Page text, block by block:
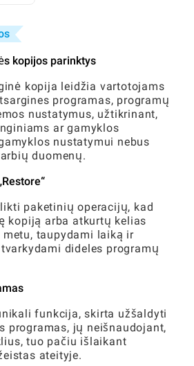
kopijos parinktys
kopija leidžia vartotojams
programas, programų
nustatymus, užtikrinant,
ar gamyklos
nustatymui nebus
duomenų.
paketinių operacijų, kad
kopiją arba atkurtų kelias
metu, taupydami laiką ir
dideles programų
funkcija, skirta užšaldyti
programas, jų neišnaudojant,
tuo pačiu išlaikant
ateityje.